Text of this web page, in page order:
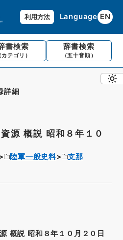
利用方法 Language EN
書検索
カテゴリ）
辞書検索
（五十音順）
詳細
源 概説 昭和８年１０
陸軍一般史料
支那
概説 昭和８年１０月２０日